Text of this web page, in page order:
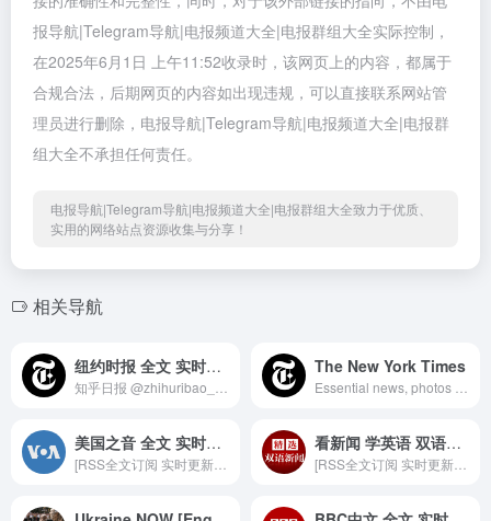
报导航|Telegram导航|电报频道大全|电报群组大全实际控制，
在2025年6月1日 上午11:52收录时，该网页上的内容，都属于
合规合法，后期网页的内容如出现违规，可以直接联系网站管
理员进行删除，电报导航|Telegram导航|电报频道大全|电报群
组大全不承担任何责任。
电报导航|Telegram导航|电报频道大全|电报群组大全致力于优质、
实用的网络站点资源收集与分享！
相关导航
纽约时报 全文 实时推送 The New York Times
美国之音 全文 实时推送 看新闻 学英语 双语新闻